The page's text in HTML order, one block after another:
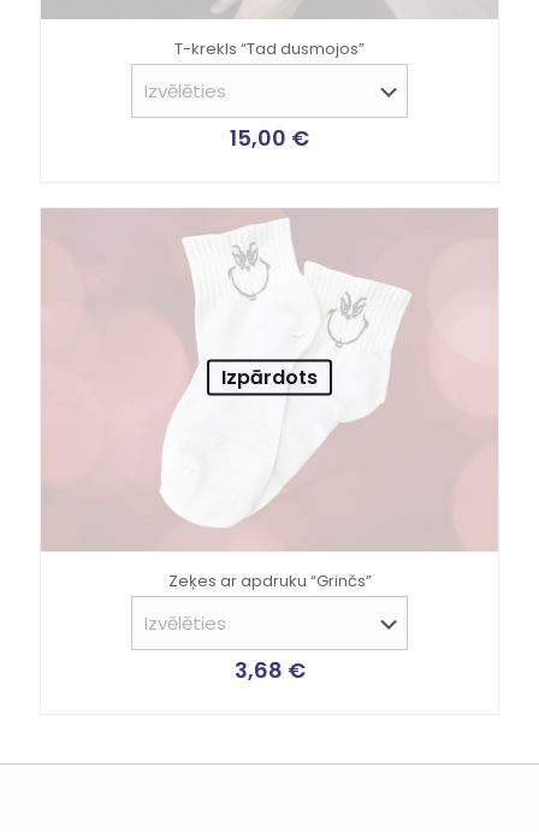
T-krekls “Tad dusmojos”
15,00 €
Izpārdots
Zeķes ar apdruku “Grinčs”
3,68 €